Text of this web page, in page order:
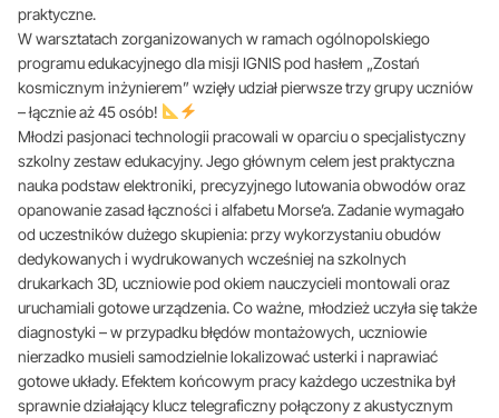
praktyczne.
W warsztatach zorganizowanych w ramach ogólnopolskiego
programu edukacyjnego dla misji IGNIS pod hasłem „Zostań
kosmicznym inżynierem” wzięły udział pierwsze trzy grupy uczniów
– łącznie aż 45 osób!
Młodzi pasjonaci technologii pracowali w oparciu o specjalistyczny
szkolny zestaw edukacyjny. Jego głównym celem jest praktyczna
nauka podstaw elektroniki, precyzyjnego lutowania obwodów oraz
opanowanie zasad łączności i alfabetu Morse’a. Zadanie wymagało
od uczestników dużego skupienia: przy wykorzystaniu obudów
dedykowanych i wydrukowanych wcześniej na szkolnych
drukarkach 3D, uczniowie pod okiem nauczycieli montowali oraz
uruchamiali gotowe urządzenia. Co ważne, młodzież uczyła się także
diagnostyki – w przypadku błędów montażowych, uczniowie
nierzadko musieli samodzielnie lokalizować usterki i naprawiać
gotowe układy. Efektem końcowym pracy każdego uczestnika był
sprawnie działający klucz telegraficzny połączony z akustycznym